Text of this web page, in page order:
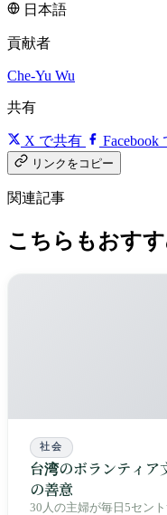
日本語
貢献者
Che-Yu Wu
共有
X で共有 Facebook
リンクをコピー
関連記事
こちらもおす
社会
台湾のボランティア
の善意
30人の主婦が毎日5セン